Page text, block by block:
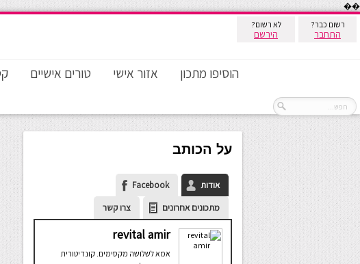
��
רשום כבר?
התחבר
לא רשום?
הירשם
הוסיפו מתכון אזור אישי טורים אישיים
על הכותב
אודות
Facebook
מתכונים אחרונים
צרו קשר
revital amir
אמא לשלושה מקסימים. קונדיטורית